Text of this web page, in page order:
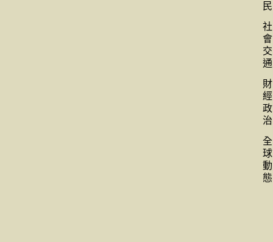
民
社
會
交
通
財
經
政
治
全
球
動
態